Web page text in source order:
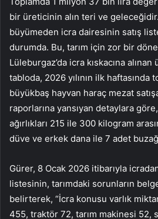
bir üreticinin alın teri ve
büyümeden icra dairesinin satış
durumda. Bu, tarım için zor bir
Lüleburgaz’da icra kıskacına
tabloda, 2026 yılının ilk haftasında
büyükbaş hayvan haraç mezat
raporlarına yansıyan detaylara
ağırlıkları 215 ile 300 kilogram
düve ve erkek dana ile 7 adet
Gürer, 8 Ocak 2026 itibarıyla icradan
listesinin, tarımdaki sorunların
belirterek, “İcra konusu varlık
455, traktör 72, tarım makinesi 52,